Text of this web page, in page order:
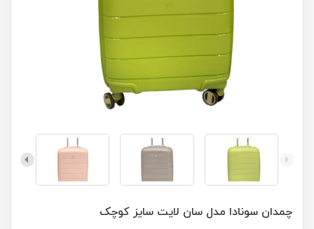
چمدان سونادا مدل سان لایت سایز کوچک